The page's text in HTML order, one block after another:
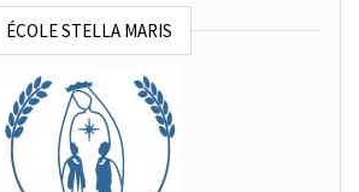
ÉCOLE STELLA MARIS